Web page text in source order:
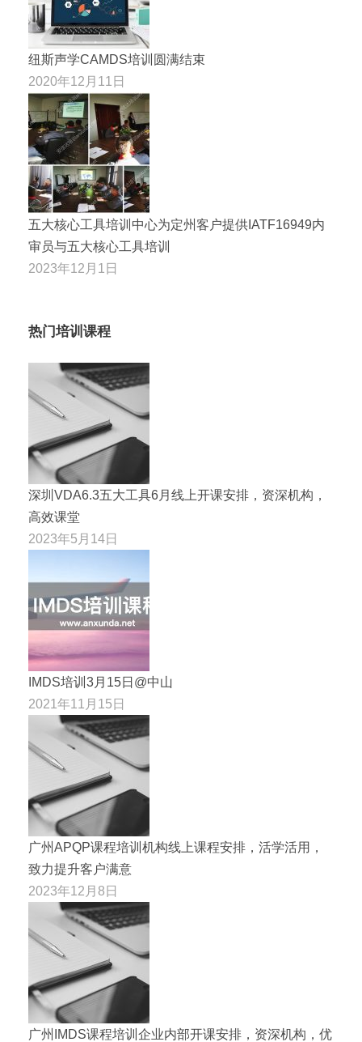
纽斯声学CAMDS培训圆满结束
2020年12月11日
五大核心工具培训中心为定州客户提供IATF16949内
审员与五大核心工具培训
2023年12月1日
热门培训课程
深圳VDA6.3五大工具6月线上开课安排，资深机构，
高效课堂
2023年5月14日
IMDS培训3月15日@中山
2021年11月15日
广州APQP课程培训机构线上课程安排，活学活用，
致力提升客户满意
2023年12月8日
广州IMDS课程培训企业内部开课安排，资深机构，优